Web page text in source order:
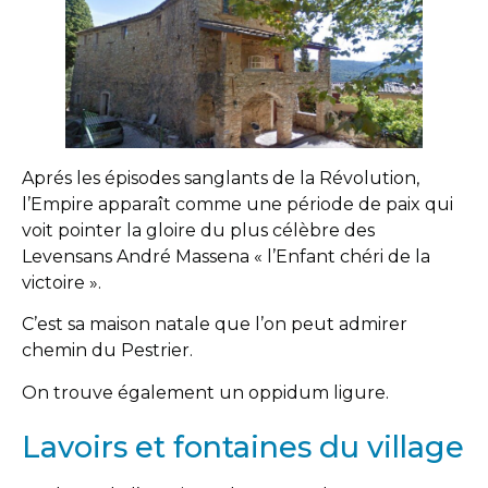
Aprés les épisodes sanglants de la Révolution,
l’Empire apparaît comme une période de paix qui
voit pointer la gloire du plus célèbre des
Levensans André Massena « l’Enfant chéri de la
victoire ».
C’est sa maison natale que l’on peut admirer
chemin du Pestrier.
On trouve également un oppidum ligure.
Lavoirs et fontaines du village